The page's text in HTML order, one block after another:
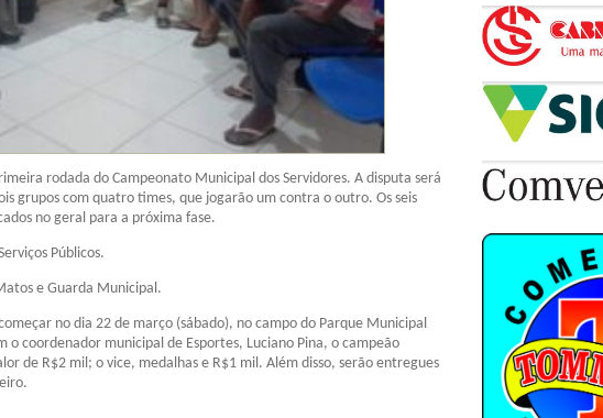
rodada do Campeonato Municipal dos Servidores. A disputa será
grupos com quatro times, que jogarão um contra o outro. Os seis
no geral para a próxima fase.
Públicos.
e Guarda Municipal.
no dia 22 de março (sábado), no campo do Parque Municipal
o coordenador municipal de Esportes, Luciano Pina, o campeão
de R$2 mil; o vice, medalhas e R$1 mil. Além disso, serão entregues